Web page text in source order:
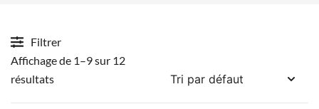
Filtrer
Affichage de 1–9 sur 12
résultats